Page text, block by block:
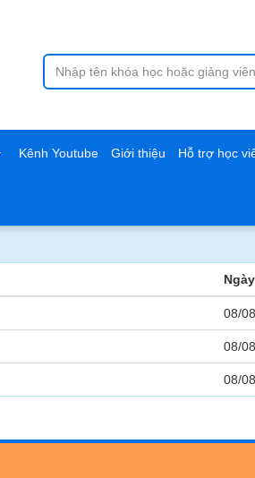
Kênh Youtube Giới thiệu Hỗ trợ học
08/
08/
08/